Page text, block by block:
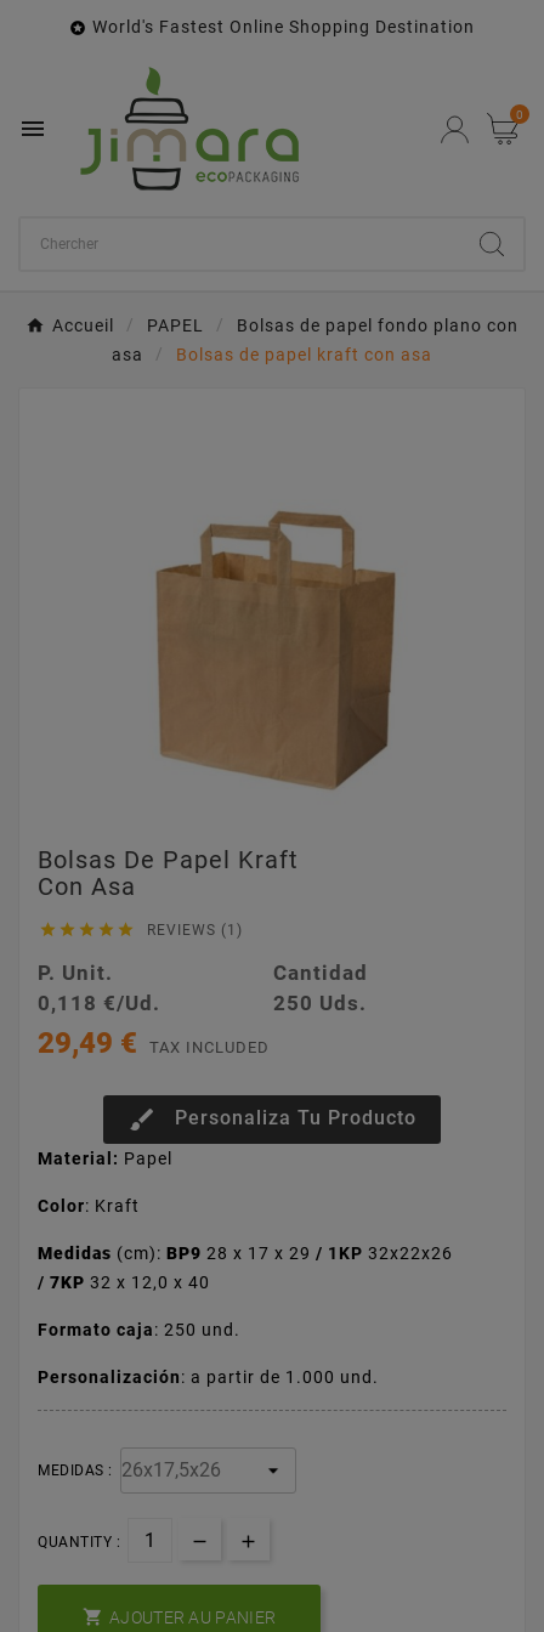
 World's Fastest Online Shopping Destination
 0
Accueil PAPEL
Bolsas de papel fondo plano con
asa
Bolsas de papel kraft con asa
Bolsas De Papel Kraft
Con Asa
     REVIEWS (1)
P. Unit.
Cantidad
0,118 €/Ud.
250 Uds.
29,49 € TAX INCLUDED
brush Personaliza Tu Producto
Material: Papel
Color: Kraft
Medidas (cm): BP9 28 x 17 x 29 / 1KP 32x22x26
/ 7KP 32 x 12,0 x 40
Formato caja: 250 und.
Personalización: a partir de 1.000 und.
MEDIDAS :
QUANTITY :
 AJOUTER AU PANIER